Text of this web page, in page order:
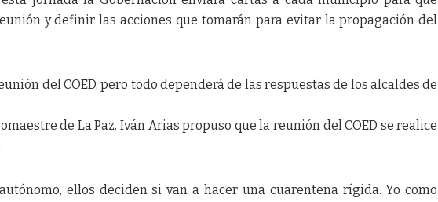
y definir las acciones que tomarán para evitar la propagación del
del COED, pero todo dependerá de las respuestas de los alcaldes de
de La Paz, Iván Arias propuso que la reunión del COED se realice
ellos deciden si van a hacer una cuarentena rígida. Yo como